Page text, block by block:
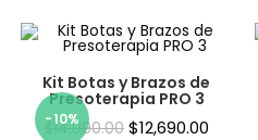
-10%
Kit Botas y Brazos de
Presoterapia PRO 3
14,090.00 $12,690.00